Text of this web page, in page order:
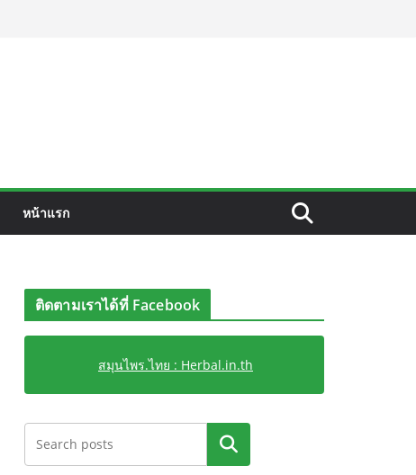
หน้าแรก
ติดตามเราได้ที่ Facebook
สมุนไพร.ไทย : Herbal.in.th
ค้นหา